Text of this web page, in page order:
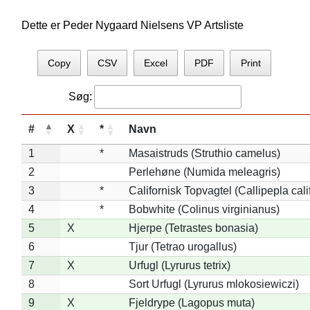
Dette er Peder Nygaard Nielsens VP Artsliste
Copy CSV Excel PDF Print
Søg:
# X * Navn
1 *
Masaistruds (Struthio camelus)
2
Perlehøne (Numida meleagris)
3
*
Californisk Topvagtel (Callipepla
4
*
Bobwhite (Colinus virginianus)
5
X
Hjerpe (Tetrastes bonasia)
6
Tjur (Tetrao urogallus)
7
X
Urfugl (Lyrurus tetrix)
8
Sort Urfugl (Lyrurus mlokosiewiczi)
9
X Fjeldrype (Lagopus muta)